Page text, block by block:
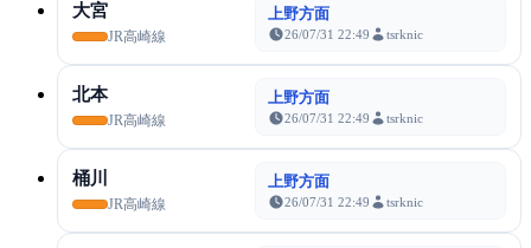
大宮
JR高崎線
上野方面
26/07/31 22:49 tsrknic
北本
JR高崎線
上野方面
26/07/31 22:49 tsrknic
桶川
JR高崎線
上野方面
26/07/31 22:49 tsrknic